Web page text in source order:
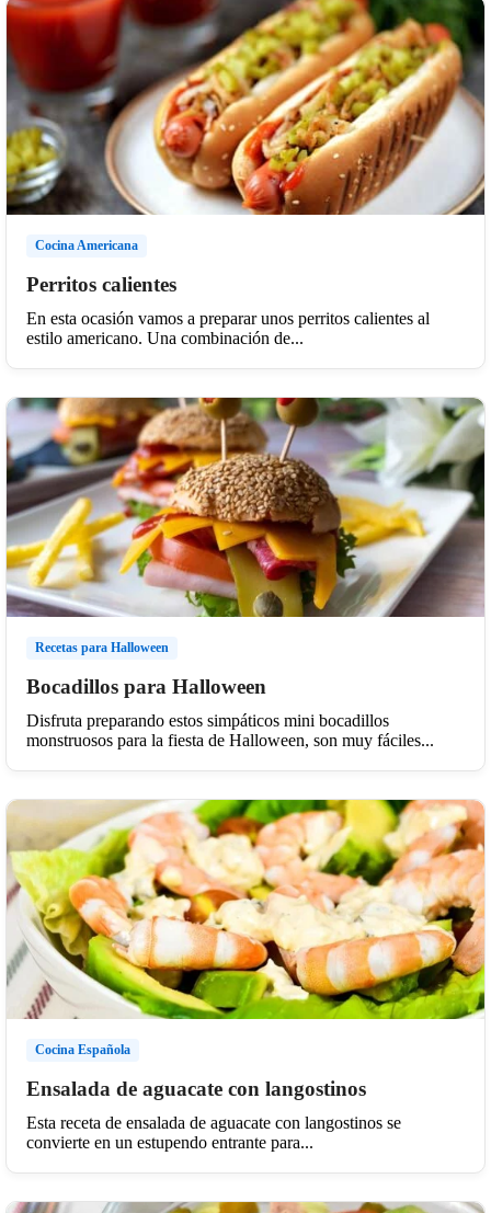
Cocina Americana
Perritos calientes
En esta ocasión vamos a preparar unos perritos calientes al
estilo americano. Una combinación de...
Recetas para Halloween
Bocadillos para Halloween
Disfruta preparando estos simpáticos mini bocadillos
monstruosos para la fiesta de Halloween, son muy fáciles...
Cocina Española
Ensalada de aguacate con langostinos
Esta receta de ensalada de aguacate con langostinos se
convierte en un estupendo entrante para...